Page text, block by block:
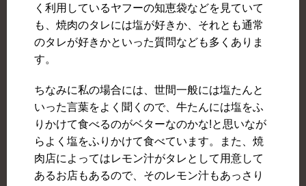
く利用しているヤフーの知恵袋などを見ていて
も、焼肉のタレには塩が好きか、それとも通常
のタレが好きかといった質問なども多くありま
す。
ちなみに私の場合には、世間一般には塩たんと
いった言葉をよく聞くので、牛たんには塩をふ
りかけて食べるのがベターなのかな!と思いなが
らよく塩をふりかけて食べています。また、焼
肉店によってはレモン汁がタレとして用意して
あるお店もあるので、そのレモン汁もあっさり